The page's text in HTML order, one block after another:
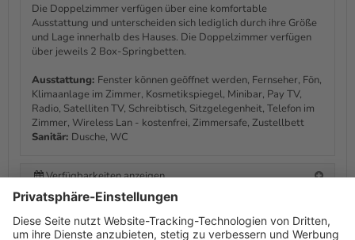
Die Doppelzimmer verfügen über eine komfortable
Ausstattung und unterscheiden sich lediglich durch ihre Größe
und Lage innerhalb des Hauses. Die Doppelzimmer verfügen
über jeweils 2 Box-Springbetten.
Ausstattung: Fenster können geöffnet werden, Fernseher, Fön,
Klimaanlage im Zimmer, Kosmetikspiegel, Minibar, Pay TV,
Radio, Satelliten TV, Schreibtisch, Sitzgelegenheit, Telefon im
Zimmer, Wireless Lan - kostenfrei, Zimmersafe, Zustellbett
Sanitär: Dusche, WC
Verfügbarkeiten anzeigen